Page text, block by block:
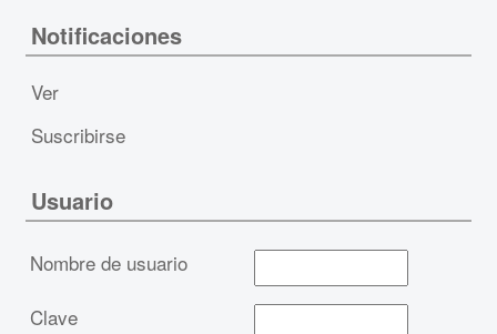
Notificaciones
Ver
Suscribirse
Usuario
Nombre de usuario
Clave